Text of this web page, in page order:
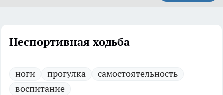
Неспортивная ходьба
ноги прогулка
самостоятельность
воспитание